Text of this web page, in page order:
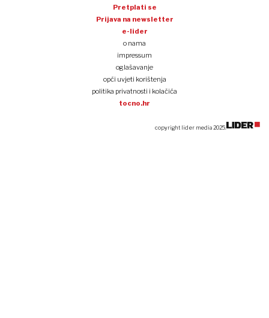
Pretplati se
Prijava na newsletter
e-lider
o nama
impressum
oglašavanje
opći uvjeti korištenja
politika privatnosti i kolačića
tocno.hr
copyright lider media 2025.